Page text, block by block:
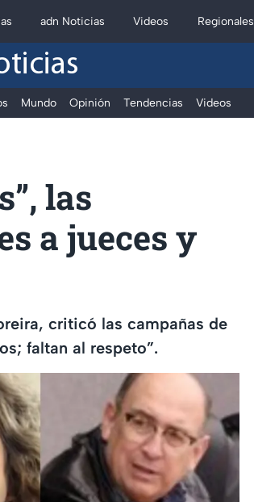
adn Noticias Videos Regionales
Mundo Opinión Tendencias Videos
las
a jueces y
criticó las campañas de
faltan al respeto”.